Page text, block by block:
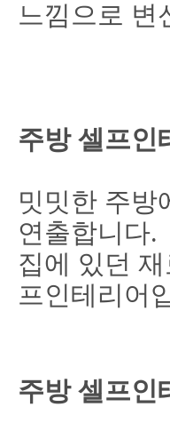
느낌으로 변
주방 셀프인
밋밋한 주방
연출합니다.
집에 있던
프인테리어
주방 셀프인